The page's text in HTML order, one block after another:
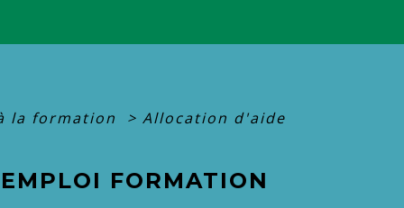
la formation > Allocation d'aide
FORMATION